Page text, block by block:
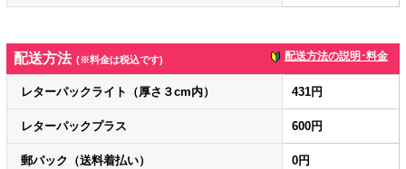
配送方法 (※料金は税込です) 配送方法の説明･料金
レターパックライト（厚さ３cm内） 431円
レターパックプラス 600円
郵パック（送料着払い） 0円